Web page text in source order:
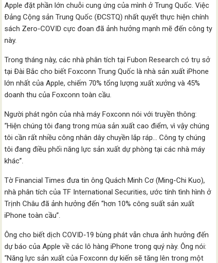
Apple đặt phần lớn chuỗi cung ứng của mình ở Trung Quốc. Việc
Đảng Cộng sản Trung Quốc (ĐCSTQ) nhất quyết thực hiện chính
sách Zero-COVID cực đoan đã ảnh hưởng mạnh mẽ đến công ty
này.
Trong tháng này, các nhà phân tích tại Fubon Research có trụ sở
tại Đài Bắc cho biết Foxconn Trung Quốc là nhà sản xuất iPhone
lớn nhất của Apple, chiếm 70% tổng lượng xuất xưởng và 45%
doanh thu của Foxconn toàn cầu.
Người phát ngôn của nhà máy Foxconn nói với truyền thông:
“Hiện chúng tôi đang trong mùa sản xuất cao điểm, vì vậy chúng
tôi cần rất nhiều công nhân dây chuyền lắp ráp… Công ty chúng
tôi đang điều phối năng lực sản xuất dự phòng tại các nhà máy
khác”.
Tờ Financial Times đưa tin ông Quách Minh Cơ (Ming-Chi Kuo),
nhà phân tích của TF International Securities, ước tính tình hình ở
Trịnh Châu đã ảnh hưởng đến “hơn 10% công suất sản xuất
iPhone toàn cầu”.
Ông cho biết dịch COVID-19 bùng phát vẫn chưa ảnh hưởng đến
dự báo của Apple về các lô hàng iPhone trong quý này. Ông nói:
“Năng lực sản xuất của Foxconn dự kiến ​​sẽ tăng lên trong một